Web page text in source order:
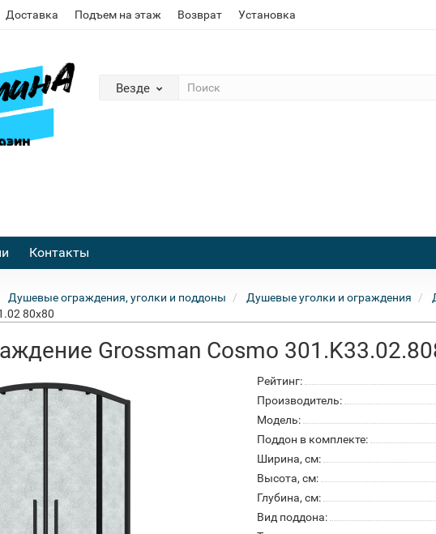
Доставка Подъем на этаж Возврат Установка
Везде
Контакты
Душевые ограждения, уголки и поддоны Душевые уголки и ограждения
80x80
Grossman Cosmo
Рейтинг:
Производитель:
Модель:
Поддон в комплекте:
Ширина, см:
Высота, см:
Глубина, см:
Вид поддона: